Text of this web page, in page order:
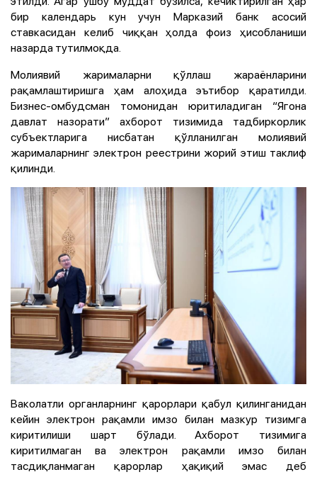
бир календарь кун учун Марказий банк асосий
ставкасидан келиб чиққан ҳолда фоиз ҳисобланиши
назарда тутилмоқда.
Молиявий жарималарни қўллаш жараёнларини
рақамлаштиришга ҳам алоҳида эътибор қаратилди.
Бизнес-омбудсман томонидан юритиладиган “Ягона
давлат назорати” ахборот тизимида тадбиркорлик
субъектларига нисбатан қўлланилган молиявий
жарималарнинг электрон реестрини жорий этиш таклиф
қилинди.
Ваколатли органларнинг қарорлари қабул қилинганидан
кейин электрон рақамли имзо билан мазкур тизимга
киритилиши шарт бўлади. Ахборот тизимига
киритилмаган ва электрон рақамли имзо билан
тасдиқланмаган қарорлар ҳақиқий эмас деб